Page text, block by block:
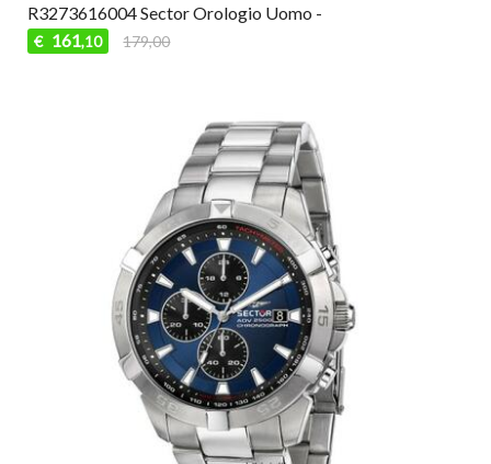
R3273616004 Sector Orologio Uomo -
€ 161,10 179,00